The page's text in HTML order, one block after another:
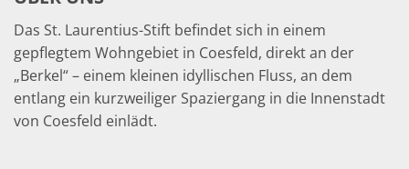
Das St. Laurentius-Stift befindet sich in einem
gepflegtem Wohngebiet in Coesfeld, direkt an der
„Berkel“ – einem kleinen idyllischen Fluss, an dem
entlang ein kurzweiliger Spaziergang in die Innenstadt
von Coesfeld einlädt.